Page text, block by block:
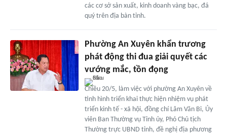
các cơ sở sản xuất, kinh doanh vàng bạc, đá
quý trên địa bàn tỉnh.
Phường An Xuyên khẩn trương
phát động thi đua giải quyết các
vướng mắc, tồn đọng
Chiều 20/5, làm việc với phường An Xuyên về
tình hình triển khai thực hiện nhiệm vụ phát
triển kinh tế - xã hội, đồng chí Lâm Văn Bi, Ủy
viên Ban Thường vụ Tỉnh ủy, Phó Chủ tịch
Thường trực UBND tỉnh, đề nghị địa phương